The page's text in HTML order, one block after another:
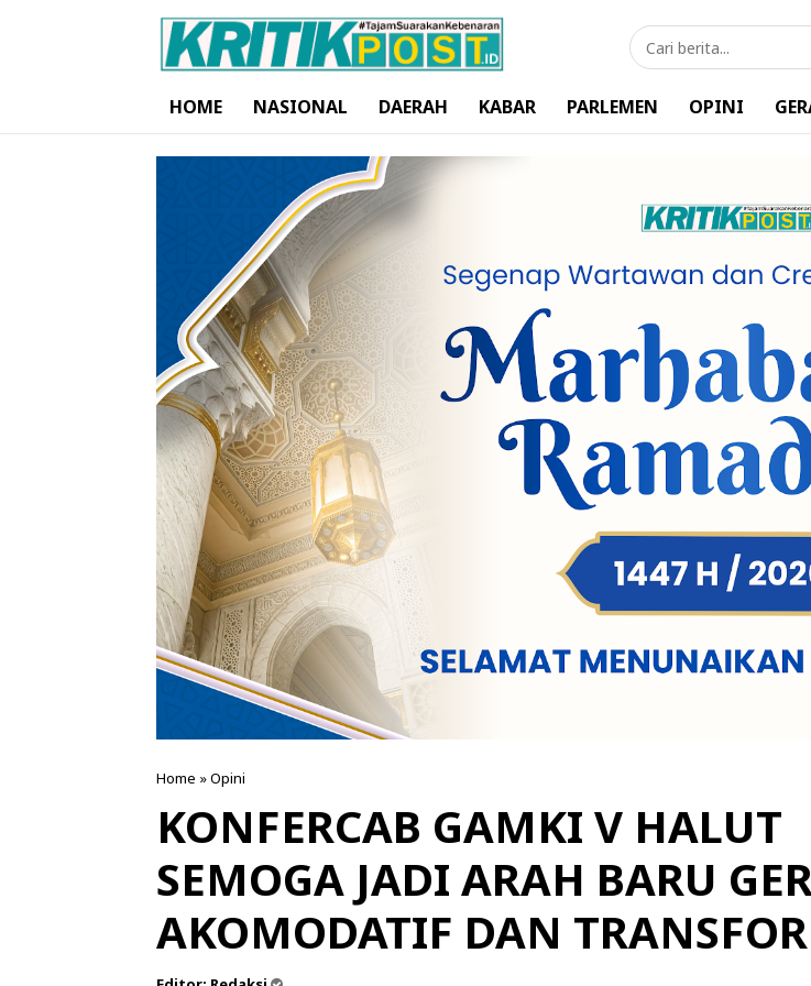
HOME NASIONAL DAERAH KABAR PARLEMEN OPINI
Home »Opini
KONFERCAB GAMKI V HALUT
SEMOGA JADI ARAH BARU
AKOMODATIF DAN